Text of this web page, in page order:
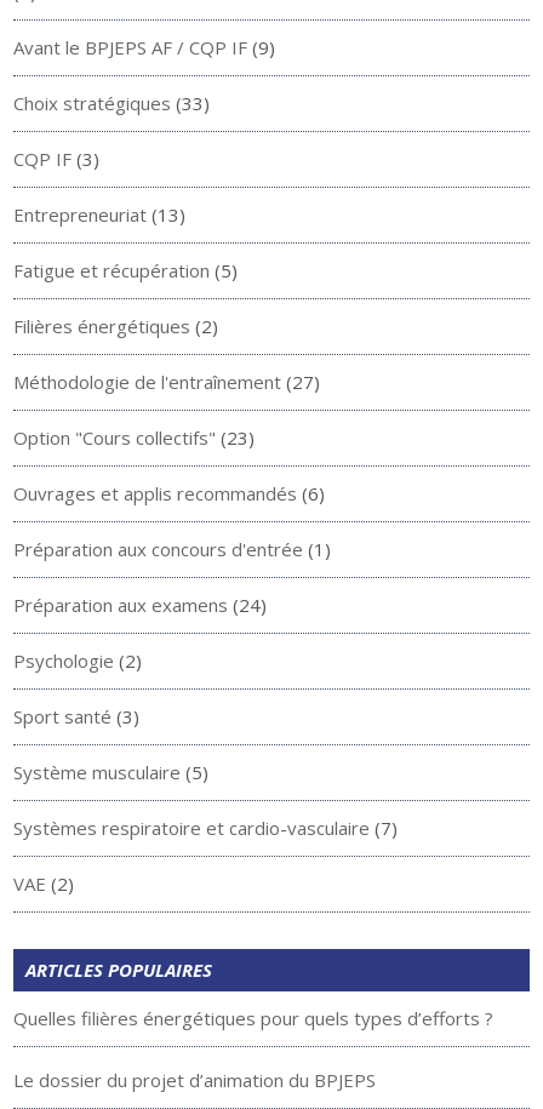
Avant le BPJEPS AF / CQP IF (9)
Choix stratégiques (33)
CQP IF (3)
Entrepreneuriat (13)
Fatigue et récupération (5)
Filières énergétiques (2)
Méthodologie de l'entraînement (27)
Option "Cours collectifs" (23)
Ouvrages et applis recommandés (6)
Préparation aux concours d'entrée (1)
Préparation aux examens (24)
Psychologie (2)
Sport santé (3)
Système musculaire (5)
Systèmes respiratoire et cardio-vasculaire (7)
VAE (2)
ARTICLES POPULAIRES
Quelles filières énergétiques pour quels types d’efforts ?
Le dossier du projet d’animation du BPJEPS